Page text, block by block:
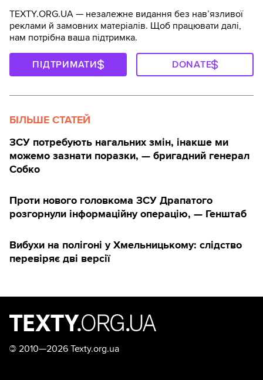
TEXTY.ORG.UA — незалежне видання без навʼязливої
реклами й замовних матеріалів. Щоб працювати далі,
нам потрібна ваша підтримка.
ПІДТРИМАТИ DONATE
БІЛЬШЕ СТАТЕЙ
ЗСУ потребують нагальних змін, інакше ми
можемо зазнати поразки, — бригадний генерал
Собко
Проти нового головкома ЗСУ Драпатого
розгорнули інформаційну операцію, — Генштаб
Вибухи на полігоні у Хмельницькому: слідство
перевіряє дві версії
© 2010—2026 Texty.org.ua